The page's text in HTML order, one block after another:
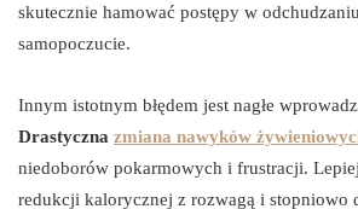
skutecznie hamować postępy w
samopoczucie.
Innym istotnym błędem jest nagłe
Drastyczna zmiana nawyków
niedoborów pokarmowych i frustracji.
redukcji kalorycznej z rozwagą i stopniowo